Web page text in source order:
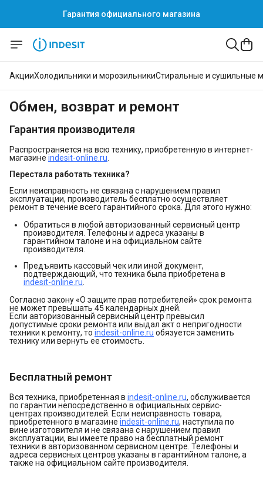
Гарантия официального магазина
АкцииХолодильники и морозильникиСтиральные и сушильные
Обмен, возврат и ремонт
Гарантия производителя
Распространяется на всю технику, приобретенную в интернет-
магазине indesit-online.ru
Перестала работать техника?
Если неисправность не связана с нарушением правил
эксплуатации, производитель бесплатно осуществляет
ремонт в течение всего гарантийного срока. Для этого нужно:
Обратиться в любой авторизованный сервисный центр
производителя. Телефоны и адреса указаны в
гарантийном талоне и на официальном сайте
производителя.
Предъявить кассовый чек или иной документ,
подтверждающий, что техника была приобретена в
indesit-online.ru
Согласно закону «О защите прав потребителей» срок ремонта
не может превышать 45 календарных дней.
Если авторизованный сервисный центр превысил
допустимые сроки ремонта или выдал акт о непригодности
техники к ремонту, то indesit-online.ru обязуется заменить
технику или вернуть ее стоимость.
Бесплатный ремонт
Вся техника, приобретенная в indesit-online.ru, обслуживается
по гарантии непосредственно в официальных сервис-
центрах производителей. Если неисправность товара,
приобретенного в магазине indesit-online.ru, наступила по
вине изготовителя и не связана с нарушением правил
эксплуатации, вы имеете право на бесплатный ремонт
техники в авторизованном сервисном центре. Телефоны и
адреса сервисных центров указаны в гарантийном талоне, а
также на официальном сайте производителя.